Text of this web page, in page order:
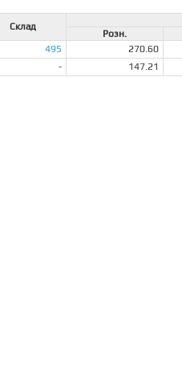
Склад
Розн.
495 270.60
- 147.21